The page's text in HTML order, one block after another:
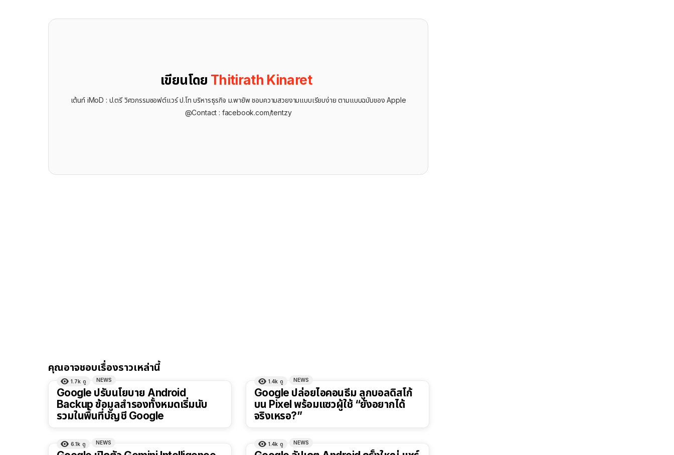
เขียนโดย Thitirath Kinaret
เต้นท์ iMoD : ป.ตรี วิศวกรรมซอฟต์แวร์ ป.โท บริหารธุรกิจ ม.พายัพ ชอบความสวยงามแบบเรียบง่าย ตามแบบฉบับของ Apple
@Contact : facebook.com/tentzy
คุณอาจชอบเรื่องราวเหล่านี้
1.7k ดู NEWS
Google ปรับนโยบาย Android
Backup ข้อมูลสำรองทั้งหมดเริ่มนับ
รวมในพื้นที่บัญชี Google
1.4k ดู NEWS
Google ปล่อยไอคอนธีม ลูกบอลดิสโก้
บน Pixel พร้อมแซวผู้ใช้ “ยังอยากได้
จริงเหรอ?”
6.1k ดู NEWS 1.4k ดู NEWS